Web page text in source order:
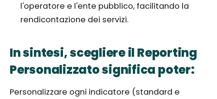
l'operatore e l'ente pubblico, facilitando la
rendicontazione dei servizi.
In sintesi, scegliere il Reporting
Personalizzato significa poter:
Personalizzare ogni indicatore (standard e